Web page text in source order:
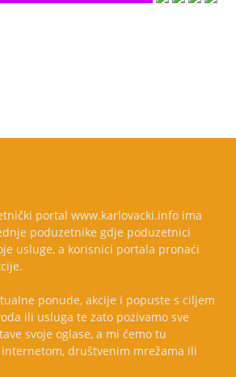
portal www.karlovacki.info ima
poduzetnike gdje poduzetnici
usluge, a korisnici portala pronaći
ponude, akcije i popuste s ciljem
ili usluga te zato pozivamo sve
svoje oglase, a mi ćemo tu
društvenim mrežama ili